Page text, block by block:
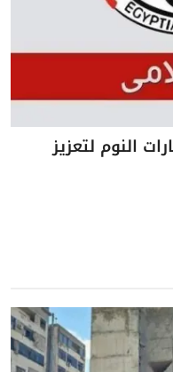
النوم لتعزيز